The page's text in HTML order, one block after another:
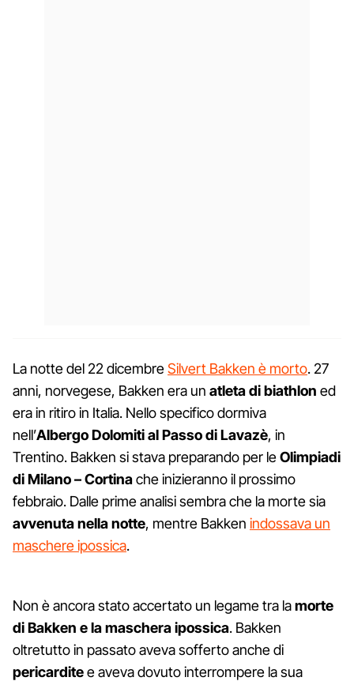
La notte del 22 dicembreSilvert Bakken è morto. 27
anni, norvegese, Bakken era un atleta di biathlon ed
era in ritiro in Italia. Nello specifico dormiva
nell’Albergo Dolomiti al Passo di Lavazè, in
Trentino. Bakken si stava preparando per leOlimpiadi
di Milano – Cortinache inizieranno il prossimo
febbraio. Dalle prime analisi sembra che la morte sia
avvenuta nella notte, mentre Bakken indossava un
maschere ipossica.
Non è ancora stato accertato un legame tra lamorte
di Bakken e la maschera ipossica. Bakken
oltretutto in passato aveva sofferto anche di
pericarditee aveva dovuto interrompere la sua